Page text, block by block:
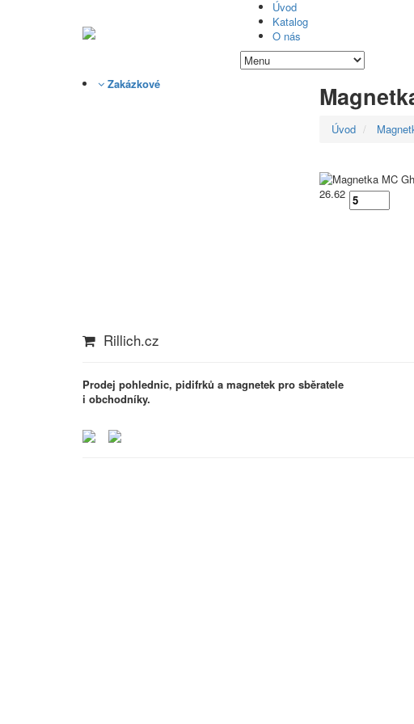
Úvod
Katalog
O nás
Úvod
26.62
Zakázkové
Rillich.cz
Prodej pohlednic, pidifrků a magnetek pro sběratele
i obchodníky.